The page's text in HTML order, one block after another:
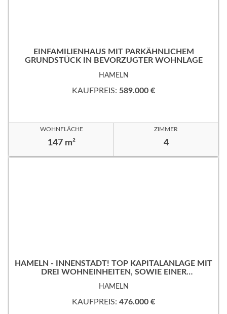
EINFAMILIENHAUS MIT PARKÄHNLICHEM
GRUNDSTÜCK IN BEVORZUGTER WOHNLAGE
HAMELN
KAUFPREIS: 589.000 €
WOHNFLÄCHE
147 m²
ZIMMER
4
HAMELN - INNENSTADT! TOP KAPITALANLAGE MIT
DREI WOHNEINHEITEN, SOWIE EINER
HAMELN
KAUFPREIS: 476.000 €